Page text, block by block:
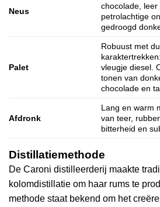
Neus
chocolade,
petrolachtige
gedroogd
Palet
Robuust met
vleugje diesel.
tonen van
chocolade en
Afdronk
Lang en warm
van teer,
bitterheid en
Distillatiemethode
De Caroni distilleerderij maakte
kolomdistillatie om haar rums te
methode staat bekend om het